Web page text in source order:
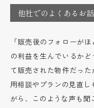
他社でのよくあるお
「販売後のフォローが
の利益を生んでいるか
て販売された物件だっ
用相談やプランの見直
がら、このような声も聞